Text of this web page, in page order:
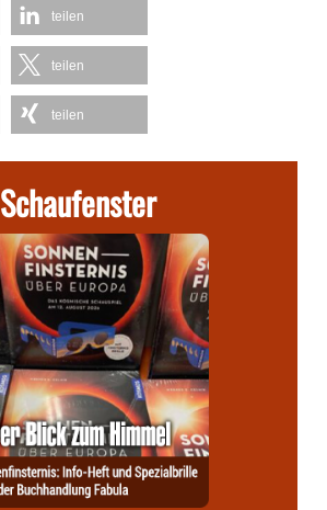
teilen
teilen
teilen
Schaufenster